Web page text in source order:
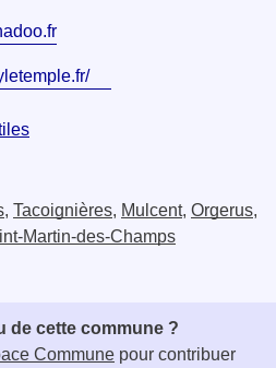
, Tacoignières, Mulcent, Orgerus,
Martin-des-Champs
de cette commune ?
Commune pour contribuer